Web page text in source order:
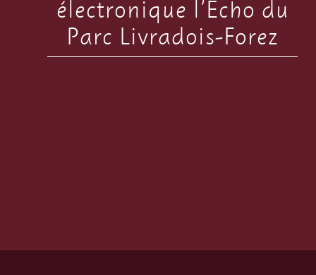
électronique l’Echo du
Parc Livradois-Forez